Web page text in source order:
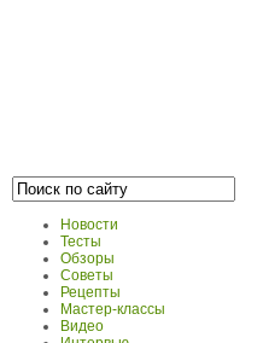
Новости
Тесты
Обзоры
Советы
Рецепты
Мастер-классы
Видео